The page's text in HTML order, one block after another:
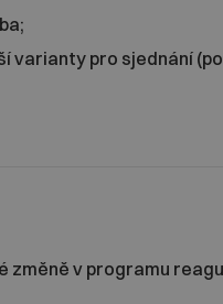
varianty pro sjednání
změně v programu